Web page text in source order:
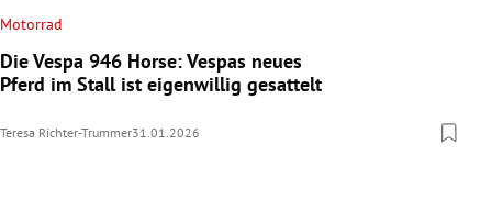
Motorrad
Die Vespa 946 Horse: Vespas neues
Pferd im Stall ist eigenwillig gesattelt
Teresa Richter-Trummer31.01.2026